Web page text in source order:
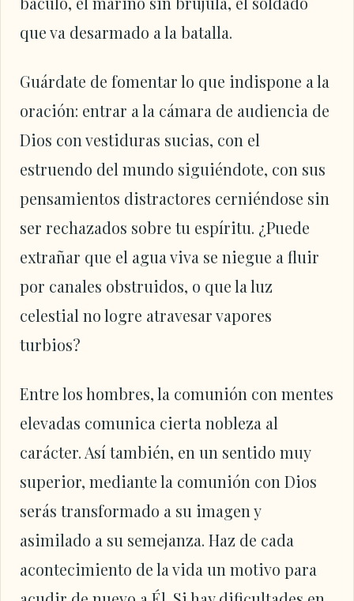
que va desarmado a la batalla.
Guárdate de fomentar lo que indispone a la
oración: entrar a la cámara de audiencia de
Dios con vestiduras sucias, con el
estruendo del mundo siguiéndote, con sus
pensamientos distractores cerniéndose sin
ser rechazados sobre tu espíritu. ¿Puede
extrañar que el agua viva se niegue a fluir
por canales obstruidos, o que la luz
celestial no logre atravesar vapores
turbios?
Entre los hombres, la comunión con mentes
elevadas comunica cierta nobleza al
carácter. Así también, en un sentido muy
superior, mediante la comunión con Dios
serás transformado a su imagen y
asimilado a su semejanza. Haz de cada
acontecimiento de la vida un motivo para